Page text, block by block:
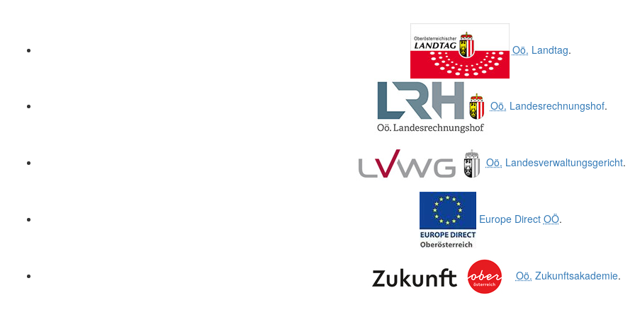
Oö. Landtag.
Oö. Landesrechnungshof.
Oö. Landesverwaltungsgericht.
Europe Direct OÖ.
Oö. Zukunftsakademie.